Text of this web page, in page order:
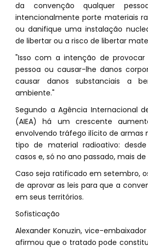
da convenção qualquer
intencionalmente porte materiais
ou danifique uma instalação
de libertar ou a risco de libertar
"Isso com a intenção de
pessoa ou causar-lhe danos
causar danos substanciais a
ambiente."
Segundo a Agência Internacional
(AIEA) há um crescente
envolvendo tráfego ilícito de armas
tipo de material radioativo:
casos e, só no ano passado, mais
Caso seja ratificado em setembro,
de aprovar as leis para que a
em seus territórios.
Sofisticação
Alexander Konuzin, vice-embaixador
afirmou que o tratado pode